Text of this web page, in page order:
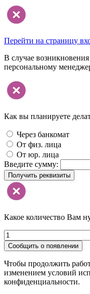
Перейти на страницу
В случае
персональному
Как вы планируете
Через банкомат
От физ. лица
От юр. лица
Введите сумму:
Получить реквизиты
Какое количество Вам
Сообщить о появлении
Чтобы продолжить
изменением условий
конфиденциальности.